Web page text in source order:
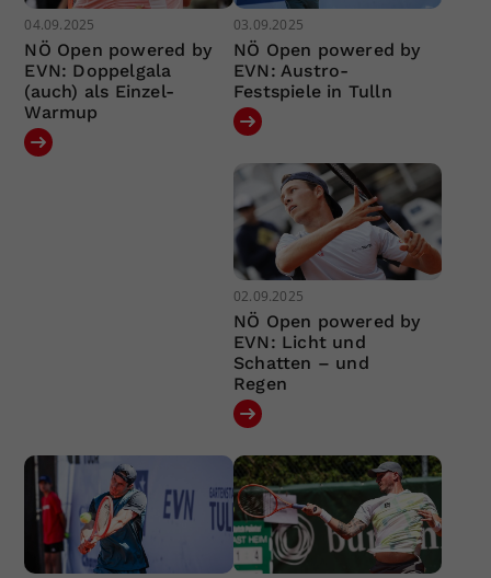
04.09.2025
NÖ Open powered by
EVN: Doppelgala
(auch) als Einzel-
Warmup
03.09.2025
NÖ Open powered by
EVN: Austro-
Festspiele in Tulln
02.09.2025
NÖ Open powered by
EVN: Licht und
Schatten – und
Regen